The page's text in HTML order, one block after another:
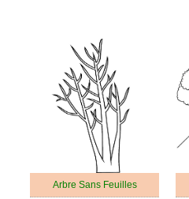
Arbre Sans Feuilles